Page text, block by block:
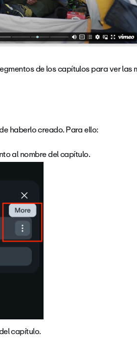
de los capítulos para ver las
haberlo creado. Para ello:
al nombre del capítulo.
capítulo.